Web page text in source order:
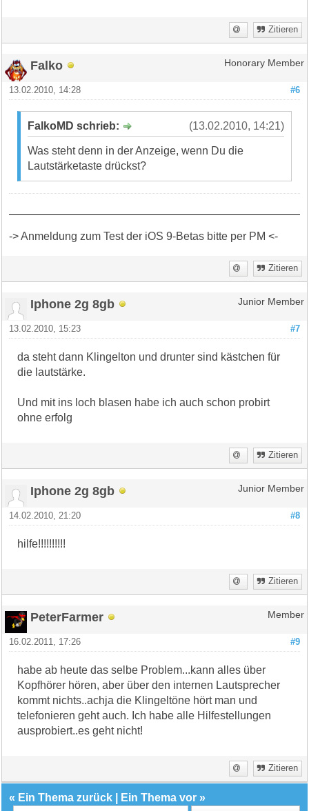
Zitieren
Falko Honorary Member
#6
13.02.2010, 14:28
(13.02.2010, 14:21)
FalkoMD schrieb:
Was steht denn in der Anzeige, wenn Du die
Lautstärketaste drückst?
-> Anmeldung zum Test der iOS 9-Betas bitte per PM <-
Zitieren
Iphone 2g 8gb Junior Member
#7
13.02.2010, 15:23
da steht dann Klingelton und drunter sind kästchen für
die lautstärke.
Und mit ins loch blasen habe ich auch schon probirt
ohne erfolg
Zitieren
Iphone 2g 8gb Junior Member
#8
14.02.2010, 21:20
hilfe!!!!!!!!!!
Zitieren
PeterFarmer Member
#9
16.02.2011, 17:26
habe ab heute das selbe Problem...kann alles über
Kopfhörer hören, aber über den internen Lautsprecher
kommt nichts..achja die Klingeltöne hört man und
telefonieren geht auch. Ich habe alle Hilfestellungen
ausprobiert..es geht nicht!
Zitieren
« Ein Thema zurück Ein Thema vor »